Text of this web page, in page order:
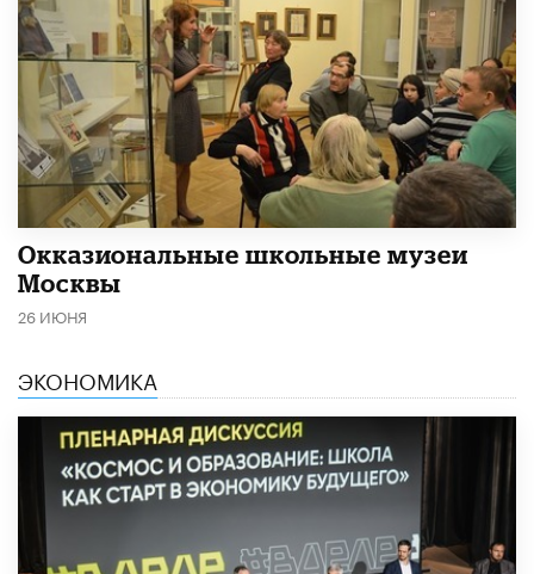
​Окказиональные школьные музеи
Москвы
26 ИЮНЯ
ЭКОНОМИКА